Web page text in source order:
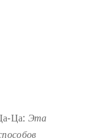
Ца: Эта